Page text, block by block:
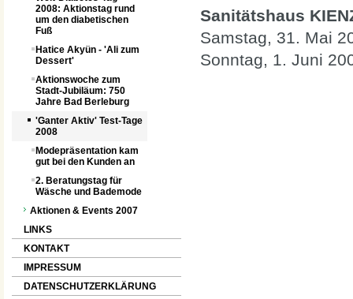
Sanitätshaus
Samstag, 31. Mai
Sonntag, 1. Juni
2008: Aktionstag rund
um den diabetischen
Fuß
Hatice Akyün - 'Ali zum
Dessert'
Aktionswoche zum
Stadt-Jubiläum: 750
Jahre Bad Berleburg
'Ganter Aktiv' Test-Tage
2008
Modepräsentation kam
gut bei den Kunden an
2. Beratungstag für
Wäsche und Bademode
Aktionen & Events 2007
LINKS
KONTAKT
IMPRESSUM
DATENSCHUTZERKLÄRUNG